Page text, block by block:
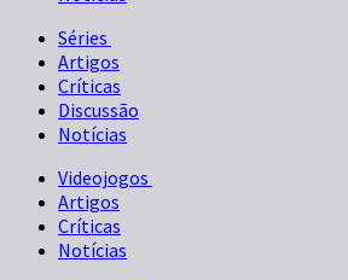
Séries
Artigos
Críticas
Discussão
Notícias
Videojogos
Artigos
Críticas
Notícias